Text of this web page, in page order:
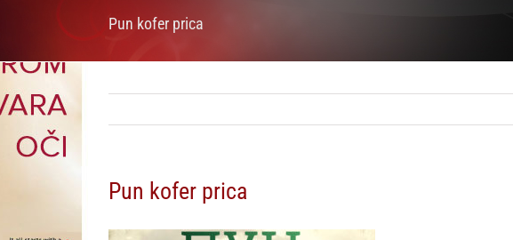
Pun kofer prica
Pun kofer prica